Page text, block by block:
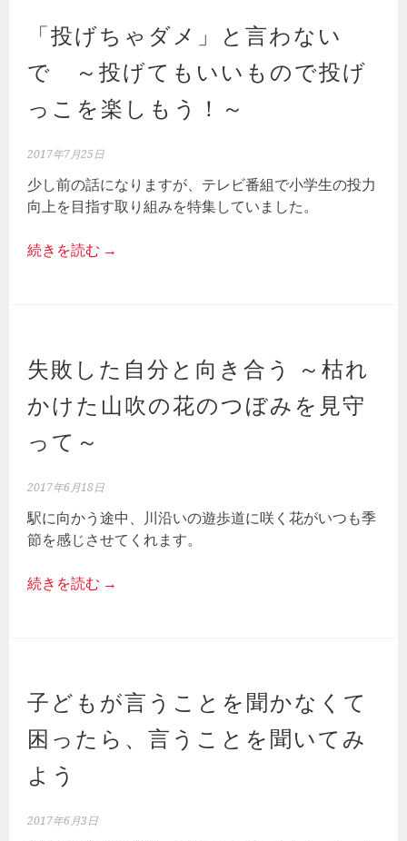
「投げちゃダメ」と言わない
で ～投げてもいいもので投げ
っこを楽しもう！～
2017年7月25日
少し前の話になりますが、テレビ番組で小学生の投力
向上を目指す取り組みを特集していました。
続きを読む →
失敗した自分と向き合う ～枯れ
かけた山吹の花のつぼみを見守
って～
2017年6月18日
駅に向かう途中、川沿いの遊歩道に咲く花がいつも季
節を感じさせてくれます。
続きを読む →
子どもが言うことを聞かなくて
困ったら、言うことを聞いてみ
よう
2017年6月3日